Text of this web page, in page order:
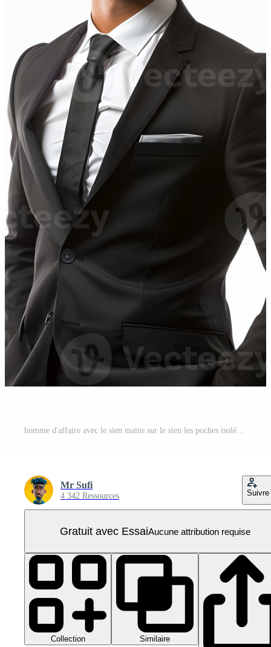
homme d'affaire avec le sien mains sur le sien les poches isolé sur transparent Contexte PNG Pro
Mr Sufi
4 342 Ressources Suivre
Gratuit avec EssaiAucune attribution requise
Collection Similaire